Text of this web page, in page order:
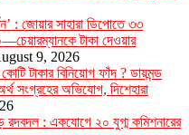
: জোয়ার সাহারা ডিপোতে ৩৩
টাকা দেওয়ার
9, 2026
টাকার বিনিয়োগ ফাঁদ ? ডায়মন্ড
সংগ্রহের অভিযোগ, দিশেহারা
রদবদল : একযোগে ২০ যুগ্ম কমিশনারের